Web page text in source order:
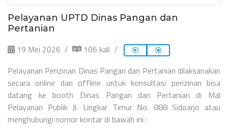
Pelayanan UPTD Dinas Pangan dan
Pertanian
19 Mei 2026
106 kali
Pelayanan Perizinan Dinas Pangan dan Pertanian dilaksanakan
secara online dan offline untuk konsultasi perizinan bisa
datang ke booth Dinas Pangan dan Pertanian di Mal
Pelayanan Publik Jl. Lingkar Timur No. 888 Sidoarjo atau
menghubungi nomor kontar di bawah ini :